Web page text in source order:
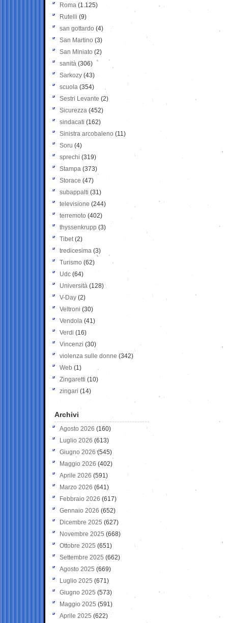
Roma (1.125)
Rutelli (9)
san gottardo (4)
San Martino (3)
San Miniato (2)
sanità (306)
Sarkozy (43)
scuola (354)
Sestri Levante (2)
Sicurezza (452)
sindacati (162)
Sinistra arcobaleno (11)
Soru (4)
sprechi (319)
Stampa (373)
Storace (47)
subappalti (31)
televisione(244)
terremoto (402)
thyssenkrupp (3)
Tibet(2)
tredicesima (3)
Turismo (62)
Udc (64)
Università (128)
V-Day (2)
Veltroni (30)
Vendola (41)
Verdi (16)
Vincenzi (30)
violenza sulle donne (342)
Web (1)
Zingaretti (10)
zingari (14)
Archivi
Agosto 2026 (160)
Luglio 2026 (613)
Giugno 2026 (545)
Maggio 2026 (402)
Aprile 2026 (591)
Marzo 2026 (641)
Febbraio 2026 (617)
Gennaio 2026 (652)
Dicembre 2025 (627)
Novembre 2025 (668)
Ottobre 2025 (651)
Settembre 2025 (662)
Agosto 2025 (669)
Luglio 2025 (671)
Giugno 2025 (573)
Maggio 2025 (591)
Aprile 2025 (622)